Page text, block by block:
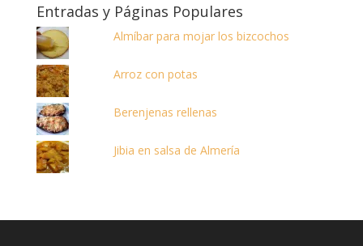
Entradas y Páginas Populares
Almíbar para mojar los bizcochos
Arroz con potas
Berenjenas rellenas
Jibia en salsa de Almería